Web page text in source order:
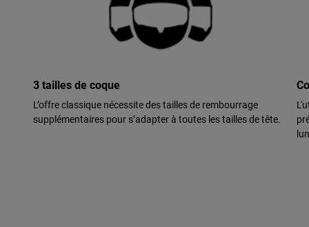
3 tailles de coque
L’offre classique nécessite des tailles de rembourrage
supplémentaires pour s’adapter à toutes les tailles de tête.